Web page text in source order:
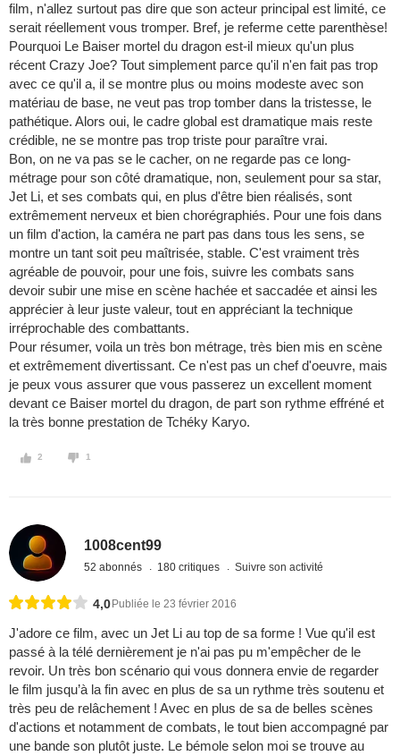
film, n'allez surtout pas dire que son acteur principal est limité, ce
serait réellement vous tromper. Bref, je referme cette parenthèse!
Pourquoi Le Baiser mortel du dragon est-il mieux qu'un plus
récent Crazy Joe? Tout simplement parce qu'il n'en fait pas trop
avec ce qu'il a, il se montre plus ou moins modeste avec son
matériau de base, ne veut pas trop tomber dans la tristesse, le
pathétique. Alors oui, le cadre global est dramatique mais reste
crédible, ne se montre pas trop triste pour paraître vrai.
Bon, on ne va pas se le cacher, on ne regarde pas ce long-
métrage pour son côté dramatique, non, seulement pour sa star,
Jet Li, et ses combats qui, en plus d'être bien réalisés, sont
extrêmement nerveux et bien chorégraphiés. Pour une fois dans
un film d'action, la caméra ne part pas dans tous les sens, se
montre un tant soit peu maîtrisée, stable. C'est vraiment très
agréable de pouvoir, pour une fois, suivre les combats sans
devoir subir une mise en scène hachée et saccadée et ainsi les
apprécier à leur juste valeur, tout en appréciant la technique
irréprochable des combattants.
Pour résumer, voila un très bon métrage, très bien mis en scène
et extrêmement divertissant. Ce n'est pas un chef d'oeuvre, mais
je peux vous assurer que vous passerez un excellent moment
devant ce Baiser mortel du dragon, de part son rythme effréné et
la très bonne prestation de Tchéky Karyo.
2 1
1008cent99
52 abonnés 180 critiques Suivre son activité
4,0 Publiée le 23 février 2016
J'adore ce film, avec un Jet Li au top de sa forme ! Vue qu'il est
passé à la télé dernièrement je n'ai pas pu m'empêcher de le
revoir. Un très bon scénario qui vous donnera envie de regarder
le film jusqu’à la fin avec en plus de sa un rythme très soutenu et
très peu de relâchement ! Avec en plus de sa de belles scènes
d'actions et notamment de combats, le tout bien accompagné par
une bande son plutôt juste. Le bémole selon moi se trouve au